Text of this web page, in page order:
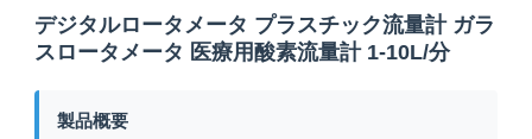
デジタルロータメータ プラスチック流量計 ガラ
スロータメータ 医療用酸素流量計 1-10L/分
製品概要